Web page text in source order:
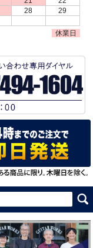
28
29
休業日